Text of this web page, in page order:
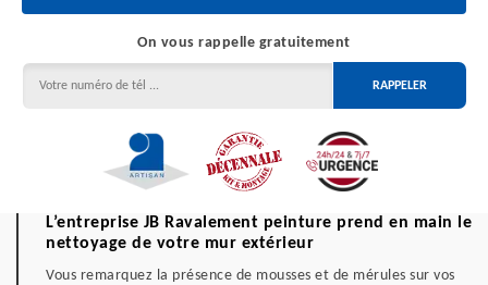
On vous rappelle gratuitement
L’entreprise JB Ravalement peinture prend en main le
nettoyage de votre mur extérieur
Vous remarquez la présence de mousses et de mérules sur vos